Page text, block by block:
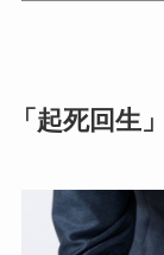
「起死回生